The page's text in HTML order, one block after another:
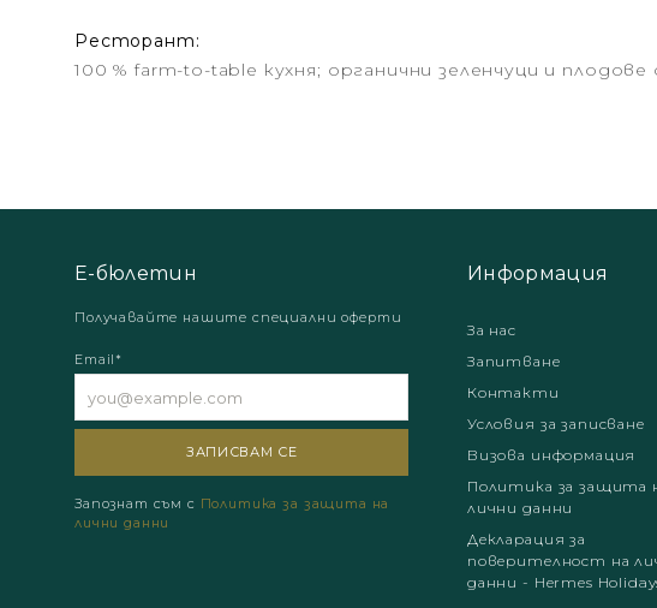
Ресторант:
100 % farm-to-table кухня; органични зеленчуци и
Е-бюлетин
Получавайте нашите специални оферти
Email*
Запознат съм с Политика за защита на
лични данни
Информация
За нас
Запитване
Контакти
Условия за записване
Визова информация
Политика за защита
лични данни
Декларация за
поверителност на
данни - Hermes